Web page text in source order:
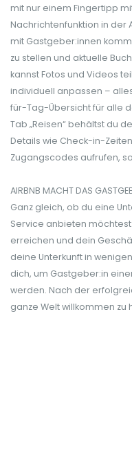
mit nur einem Fingertipp
Nachrichtenfunktion in der
mit Gastgeber:innen
zu stellen und aktuelle
kannst Fotos und Videos
individuell anpassen –
für-Tag-Übersicht für alle
Tab „Reisen“ behältst du
Details wie Check-in-
Zugangscodes aufrufen,
AIRBNB MACHT DAS
Ganz gleich, ob du eine
Service anbieten
erreichen und dein
deine Unterkunft in
dich, um Gastgeber:in
werden. Nach der
ganze Welt willkommen zu